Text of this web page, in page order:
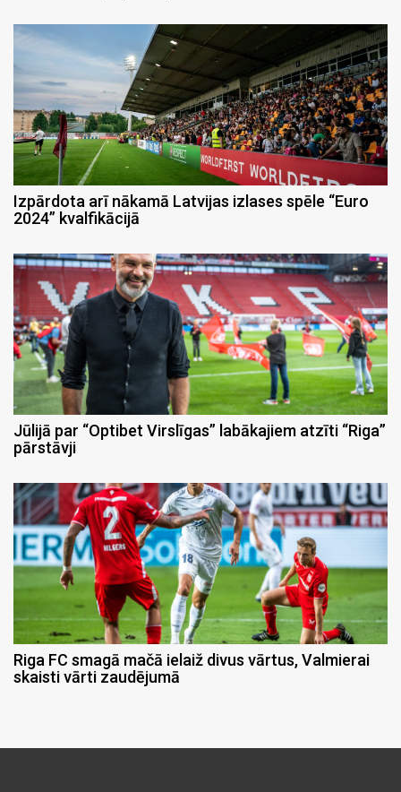
Izpārdota arī nākamā Latvijas izlases spēle “Euro
2024” kvalfikācijā
Jūlijā par “Optibet Virslīgas” labākajiem atzīti “Riga”
pārstāvji
Riga FC smagā mačā ielaiž divus vārtus, Valmierai
skaisti vārti zaudējumā